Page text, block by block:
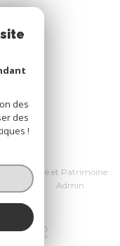
Home et Patrimoine
Admin
des
des
!